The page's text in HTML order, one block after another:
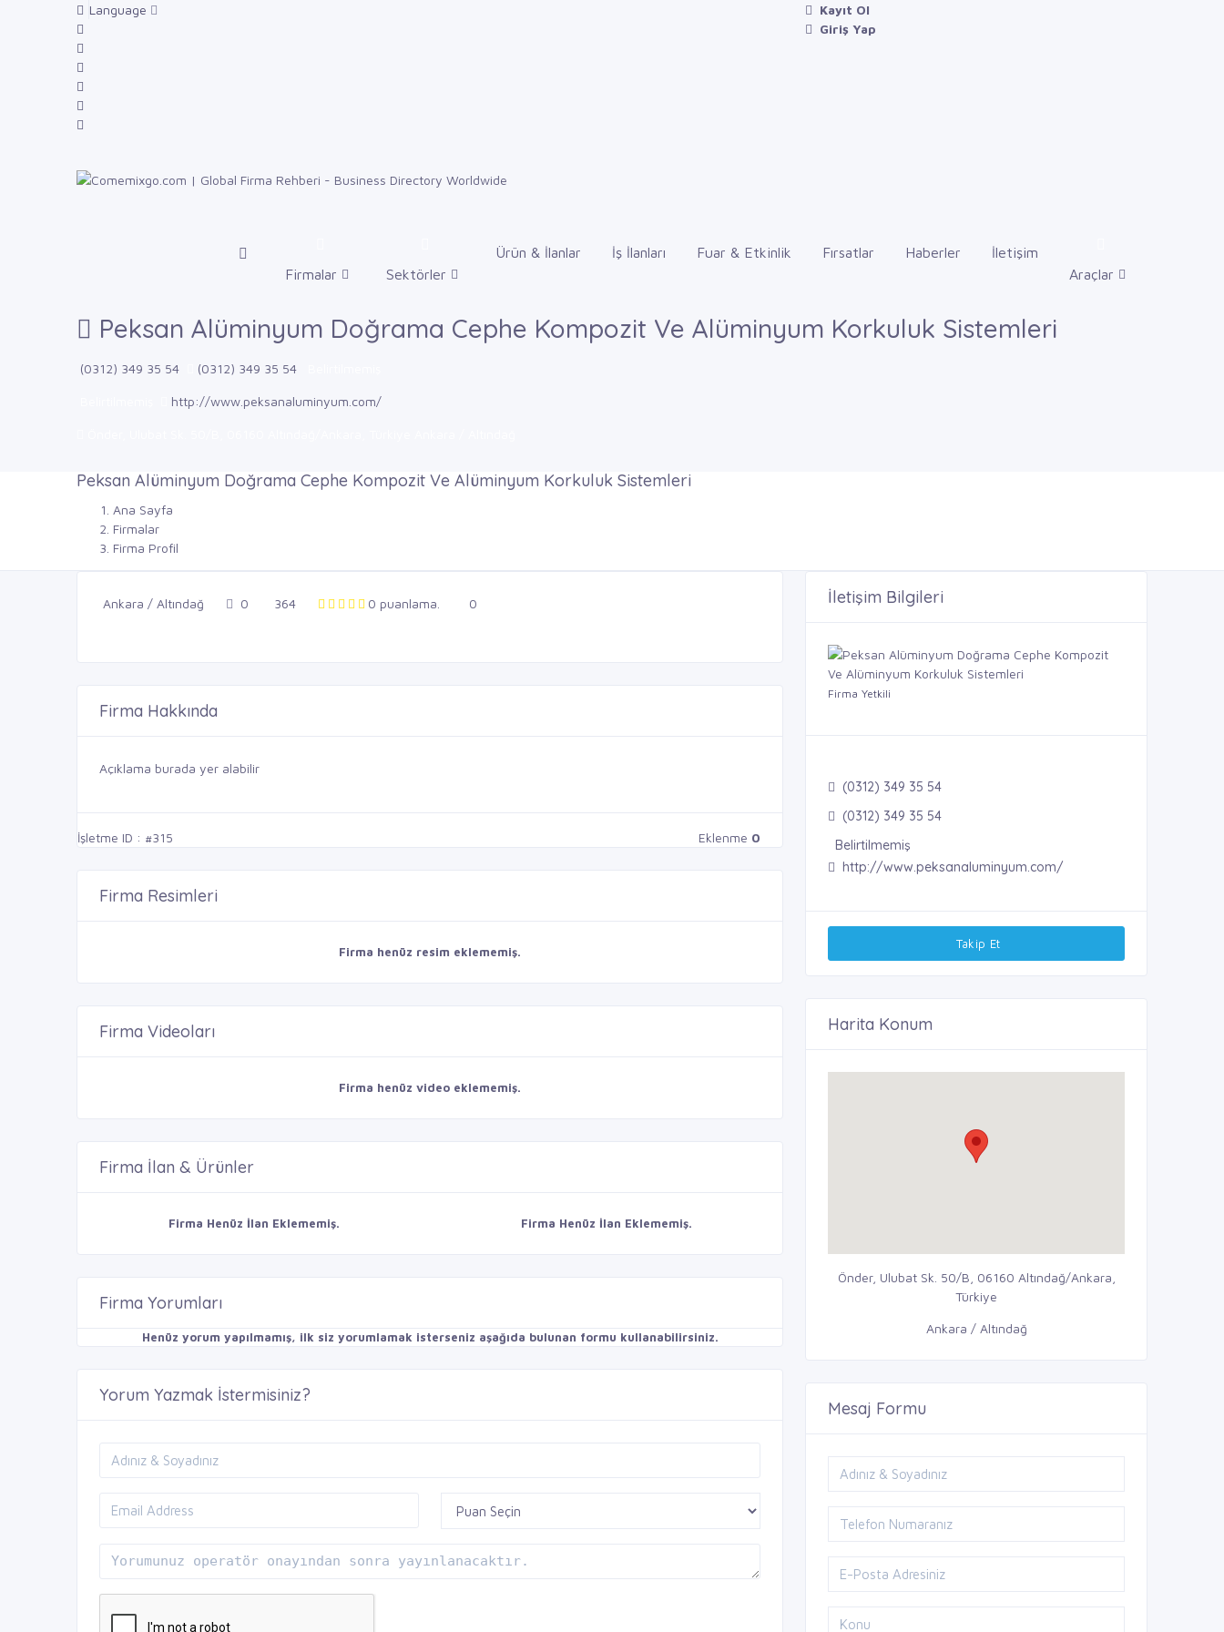
Language
Kayıt Ol
Giriş Yap
Firmalar Sektörler
Ürün & İlanlar İş İlanları Fuar & Etkinlik Fırsatlar Haberler
İletişim
Araçlar
Peksan Alüminyum Doğrama Cephe Kompozit Ve Alüminyum Korkuluk Sistemleri
(0312) 349 35 54 (0312) 349 35 54
http://www.peksanaluminyum.com/
Peksan Alüminyum Doğrama Cephe Kompozit Ve Alüminyum Korkuluk Sistemleri
Ana Sayfa
Firmalar
Firma Profil
Ankara / Altındağ 0 364 0 puanlama. 0
Firma Hakkında
Açıklama burada yer alabilir
İşletme ID : #315 Eklenme 0
Firma Resimleri
Firma henüz resim eklememiş.
Firma Videoları
Firma henüz video eklememiş.
Firma İlan & Ürünler
Firma Henüz İlan Eklememiş. Firma Henüz İlan Eklememiş.
Firma Yorumları
Henüz yorum yapılmamış, ilk siz yorumlamak isterseniz aşağıda bulunan formu kullanabilirsiniz.
Yorum Yazmak İstermisiniz?
İletişim Bilgileri
Firma Yetkili
(0312) 349 35 54
(0312) 349 35 54
Belirtilmemiş
http://www.peksanaluminyum.com/
Takip Et
Harita Konum
Önder, Ulubat Sk. 50/B, 06160 Altındağ/Ankara,
Türkiye
Ankara / Altındağ
Mesaj Formu